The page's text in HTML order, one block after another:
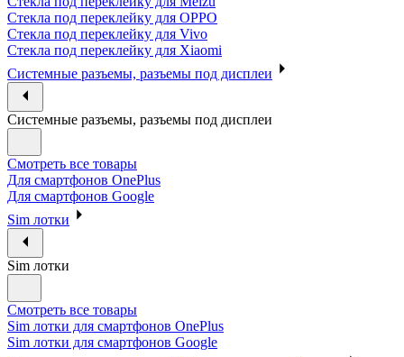
Стекла под переклейку для OPPO
Стекла под переклейку для Vivo
Стекла под переклейку для Xiaomi
Системные разъемы, разъемы под дисплеи
Системные разъемы, разъемы под дисплеи
Смотреть все товары
Для смартфонов OnePlus
Для смартфонов Google
Sim лотки
Sim лотки
Смотреть все товары
Sim лотки для смартфонов OnePlus
Sim лотки для смартфонов Google